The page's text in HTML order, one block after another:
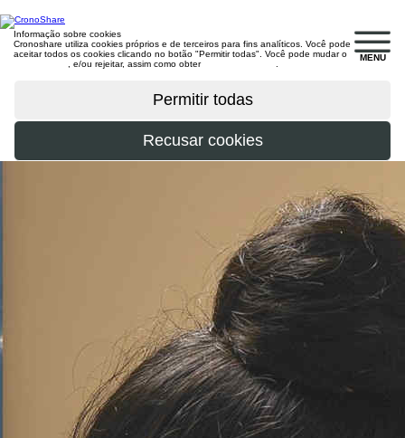
MENU
Informação sobre cookies
Cronoshare utiliza cookies próprios e de terceiros para fins analíticos. Você pode
aceitar todos os cookies clicando no botão "Permitir todas". Você pode mudar o
, e/ou rejeitar, assim como obter